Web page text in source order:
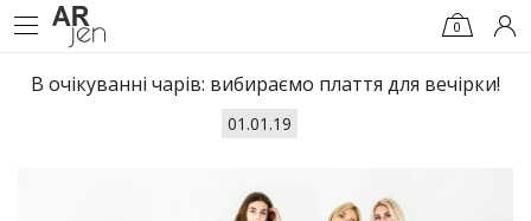
0
В очікуванні чарів: вибираємо плаття для вечірки!
01.01.19